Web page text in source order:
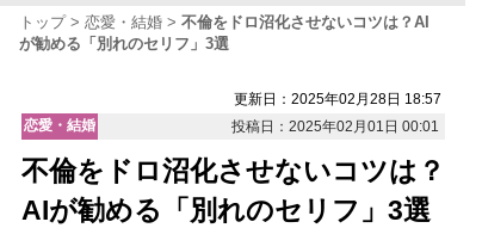
トップ 恋愛・結婚
不倫をドロ沼化させないコツは？AI
が勧める「別れのセリフ」3選
更新日：2025年02月28日 18:57
恋愛・結婚
投稿日：2025年02月01日 00:01
不倫をドロ沼化させないコツは？
AIが勧める「別れのセリフ」3選